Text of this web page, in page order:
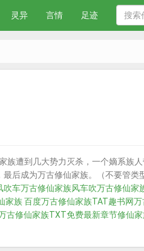
灵异 言情 足迹
族遭到几大势力灭杀，一个嫡系族
后成为万古修仙家族。（不要管类
吹车万古修仙家族风车吹万古修仙家
家族 百度万古修仙家族TAT趣书网万
古修仙家族TXT免费最新章节修仙